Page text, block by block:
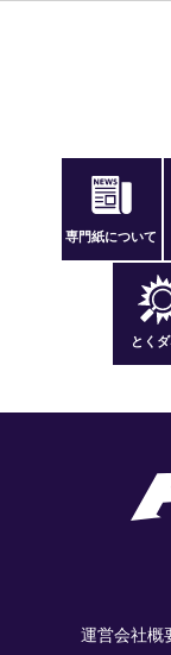
専門紙について
とくダ
運営会社概